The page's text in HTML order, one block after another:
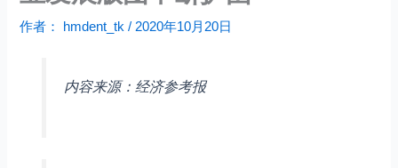
作者： hmdent_tk/2020年10月20日
内容来源：经济参考报